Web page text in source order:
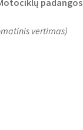
Motociklų padangos
vertimas)